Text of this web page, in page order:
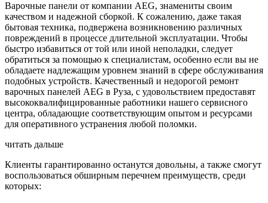
Варочные панели от компании AEG, знамениты своим
качеством и надежной сборкой. К сожалению, даже такая
бытовая техника, подвержена возникновению различных
повреждений в процессе длительной эксплуатации. Чтобы
быстро избавиться от той или иной неполадки, следует
обратиться за помощью к специалистам, особенно если вы не
обладаете надлежащим уровнем знаний в сфере обслуживания
подобных устройств. Качественный и недорогой ремонт
варочных панелей AEG в Руза, с удовольствием предоставят
высококвалифицированные работники нашего сервисного
центра, обладающие соответствующим опытом и ресурсами
для оперативного устранения любой поломки.
читать дальше
Клиенты гарантированно останутся довольны, а также смогут
воспользоваться обширным перечнем преимуществ, среди
которых: